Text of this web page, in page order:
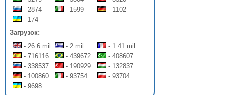
- 2874
- 1599
- 1102
- 174
Загрузок:
- 26.6 mil
- 2 mil
- 1.41 mil
- 716116
- 439672
- 408607
- 338537
- 190929
- 132837
- 100860
- 93754
- 93704
- 9698